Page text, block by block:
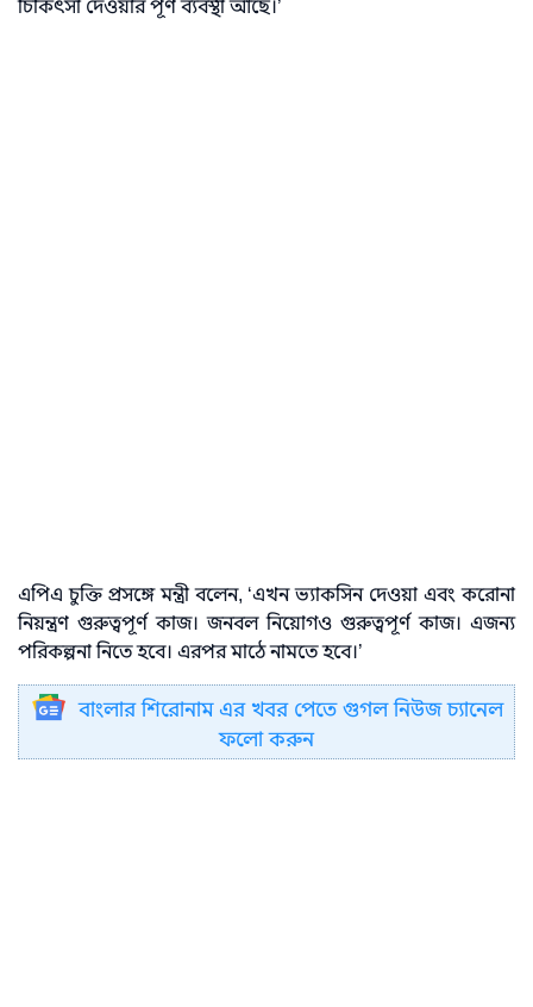
চিকিৎসা দেওয়ার পূর্ণ ব্যবস্থা আছে।’
এপিএ চুক্তি প্রসঙ্গে মন্ত্রী বলেন, ‘এখন ভ্যাকসিন দেওয়া এবং করোনা
নিয়ন্ত্রণ গুরুত্বপূর্ণ কাজ। জনবল নিয়োগও গুরুত্বপূর্ণ কাজ। এজন্য
পরিকল্পনা নিতে হবে। এরপর মাঠে নামতে হবে।’
বাংলার শিরোনাম এর খবর পেতে গুগল নিউজ চ্যানেল
ফলো করুন